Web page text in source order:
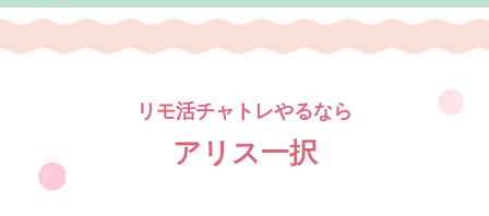
リモ活チャトレやるなら
アリス一択